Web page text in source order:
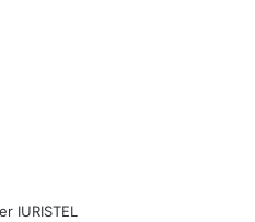
IURISTEL